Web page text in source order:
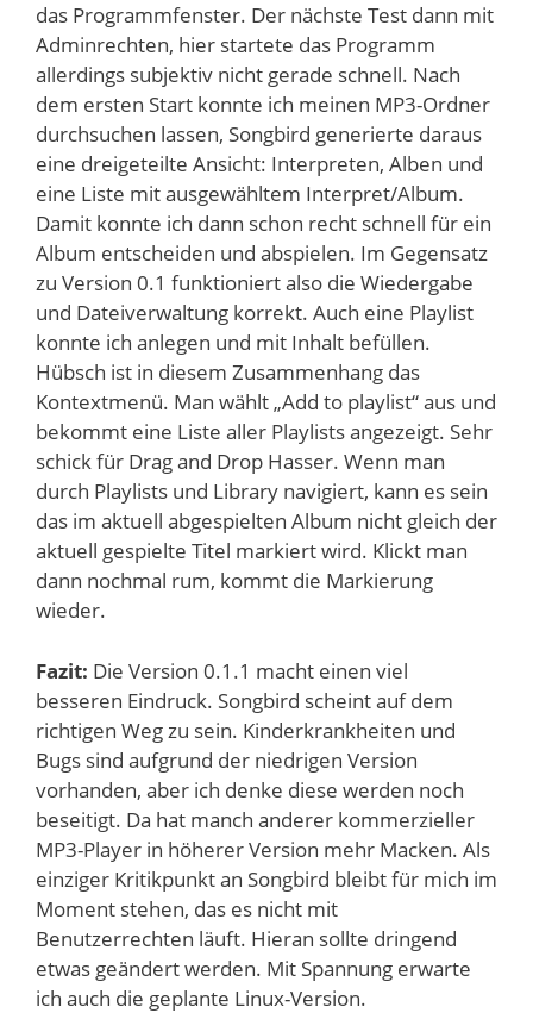
das Programmfenster. Der nächste Test dann mit
Adminrechten, hier startete das Programm
allerdings subjektiv nicht gerade schnell. Nach
dem ersten Start konnte ich meinen MP3-Ordner
durchsuchen lassen, Songbird generierte daraus
eine dreigeteilte Ansicht: Interpreten, Alben und
eine Liste mit ausgewähltem Interpret/Album.
Damit konnte ich dann schon recht schnell für ein
Album entscheiden und abspielen. Im Gegensatz
zu Version 0.1 funktioniert also die Wiedergabe
und Dateiverwaltung korrekt. Auch eine Playlist
konnte ich anlegen und mit Inhalt befüllen.
Hübsch ist in diesem Zusammenhang das
Kontextmenü. Man wählt „Add to playlist“ aus und
bekommt eine Liste aller Playlists angezeigt. Sehr
schick für Drag and Drop Hasser. Wenn man
durch Playlists und Library navigiert, kann es sein
das im aktuell abgespielten Album nicht gleich der
aktuell gespielte Titel markiert wird. Klickt man
dann nochmal rum, kommt die Markierung
wieder.
Fazit: Die Version 0.1.1 macht einen viel
besseren Eindruck. Songbird scheint auf dem
richtigen Weg zu sein. Kinderkrankheiten und
Bugs sind aufgrund der niedrigen Version
vorhanden, aber ich denke diese werden noch
beseitigt. Da hat manch anderer kommerzieller
MP3-Player in höherer Version mehr Macken. Als
einziger Kritikpunkt an Songbird bleibt für mich im
Moment stehen, das es nicht mit
Benutzerrechten läuft. Hieran sollte dringend
etwas geändert werden. Mit Spannung erwarte
ich auch die geplante Linux-Version.